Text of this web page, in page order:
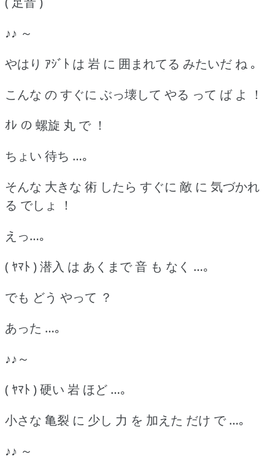
♪♪ ～
やはり ｱｼﾞﾄ は 岩 に 囲まれてる みたいだ ね ｡
こんな の すぐに ぶっ壊して やる って ば よ ！
ｵﾚ の 螺旋 丸 で ！
ちょい 待ち …｡
そんな 大きな 術 したら すぐに 敵 に 気づかれ
る でしょ ！
えっ…｡
( ﾔﾏﾄ ) 潜入 は あくまで 音 も なく …｡
でも どう やって ？
あった …｡
♪♪～
( ﾔﾏﾄ ) 硬い 岩 ほど …｡
小さな 亀裂 に 少し 力 を 加えた だけ で …｡
♪♪ ～